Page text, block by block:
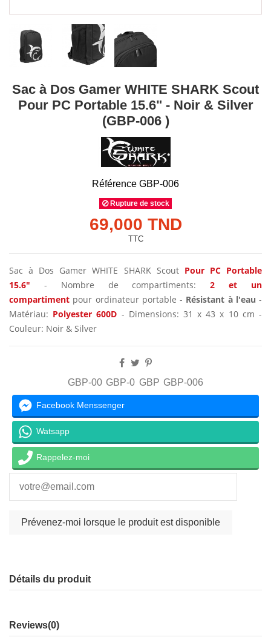
Sac à Dos Gamer WHITE SHARK Scout
Pour PC Portable 15.6" - Noir & Silver
(GBP-006 )
Référence GBP-006
Rupture de stock
69,000 TND
TTC
Sac à Dos Gamer WHITE SHARK Scout Pour PC Portable
15.6" - Nombre de compartiments:2 et un
compartiment pour ordinateur portable - Résistant à l'eau -
Matériau: Polyester 600D - Dimensions: 31 x 43 x 10 cm -
Couleur: Noir & Silver
GBP-00 GBP-0 GBP GBP-006
Facebook Menssenger
Watsapp
Rappelez-moi
Détails du produit
Reviews(0)